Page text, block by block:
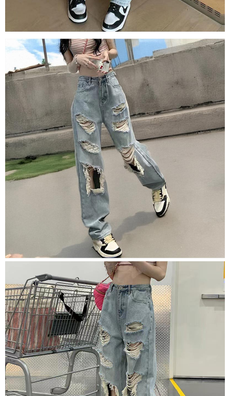
mengesahkan pembayaran, transaksi akan selesai.
3. Jumlah kelulusan sebenar, bilangan ansuran dan jumlah bayaran
adalah berdasarkan halaman pengesahan transaksi seterusnya.
4. Dalam masa 30 minit selepas pesanan ditubuhkan, jika tidak pergi
untuk mengesahkan transaksi atau jika tidak lulus semakan, pesanan
akan dibatalkan secara automatik. Jika terdapat situasi "pindah untuk
semakan khusus" yang tidak lulus, ini menunjukkan bahawa sistem
penilaian tidak mencukupi, tiada penjelasan mengenai kandungan
penilaian boleh diberikan.
【Penerangan Kaedah Pembayaran】
1. Pembayaran ansuran tidak digabungkan dalam bil telekomunikasi,
"Pembayaran Ansuran Gogo" akan menghantar SMS peringatan
pembayaran selepas tarikh penyelesaian bulanan.
2. Melalui pautan SMS untuk membuka bil, anda boleh memilih untuk
membayar melalui "Kod bar kedai serbaneka / Kedai rasmi Taiwan
Mobile / Pemindahan bank / Pembayaran J街口 / iPASS MONEY" dan
saluran lain.
【Nota Penting】
1. Perkhidmatan ini disediakan oleh "Taiwan Mobile Co., Ltd." untuk
membolehkan pengguna membeli produk atau perkhidmatan melalui
perkhidmatan ini semasa transaksi, dan kedai akan menyerahkan hak
tuntutan harga jual/beli ansuran kepada syarikat ini untuk membayar bil
menggunakan bil syarikat ini.
2. Berdasarkan tujuan kontrak persetujuan pembayaran menggunakan
"Pembayaran Ansuran Gogo", kedai akan memberikan maklumat peribadi
anda (termasuk nama, telefon atau alamat) kepada Taiwan Mobile untuk
pengumpulan, pemprosesan dan penggunaan, untuk pengesahan,
semakan dan pembetulan data yang diperlukan untuk bil ansuran oleh
Taiwan Mobile.
3. Sila baca syarat perkhidmatan pengguna secara lengkap melalui
pautan berikut: https://oppay.tw/userRule